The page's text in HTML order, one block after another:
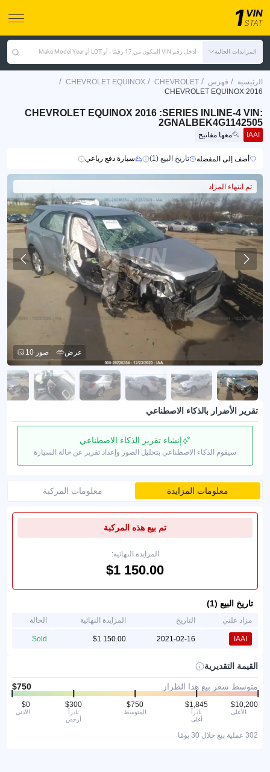
المزايدات الحالية أدخل رقم VIN المكون من 17 رقمًا ، أو LOT أو Make Model Year
الرئيسية / فهرس /
CHEVROLET
/
CHEVROLET EQUINOX
/
CHEVROLET EQUINOX 2016
CHEVROLET EQUINOX 2016 :SERIES INLINE-4 VIN:
2GNALBEK4G1142505
IAAI معها مفاتيح
أضف إلى المفضلة تاريخ البيع (1) سيارة دفع رباعي
تم انتهاء المزاد
10 صور عرض
تقرير الأضرار بالذكاء الاصطناعي
إنشاء تقرير الذكاء الاصطناعي
سيقوم الذكاء الاصطناعي بتحليل الصور وإعداد تقرير عن حالة السيارة
معلومات المزايدة معلومات المركبة
تم بيع هذه المركبة
المزايدة النهائية:
تاريخ البيع (1)
مزاد علني التاريخ المزايدة النهائية الحالة
IAAI
2021-02-16
Sold
القيمة التقديرية
متوسط سعر بيع هذا الطراز
الأدنى
نادراً
أرخص
المتوسط
نادراً
أغلى
الأعلى
302 عملية بيع خلال 30 يومًا